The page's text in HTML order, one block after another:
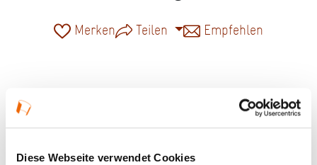
Diese Webseite verwendet Cookies
Merken Teilen Empfehlen
Ort und Anfahrt